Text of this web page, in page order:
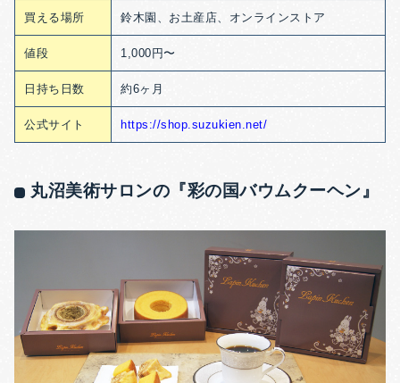
買える場所 鈴木園、お土産店、オンラインストア
値段 1,000円〜
日持ち日数 約6ヶ月
公式サイト https://shop.suzukien.net/
丸沼美術サロンの『彩の国バウムクーヘン』